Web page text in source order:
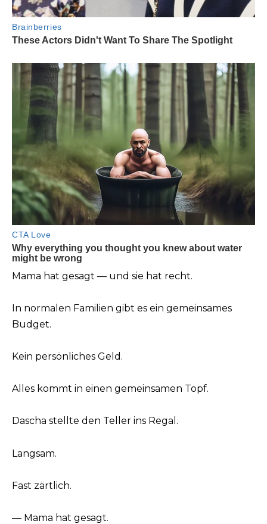
Mama hat gesagt — und sie hat recht.
In normalen Familien gibt es ein gemeinsames
Budget.
Kein persönliches Geld.
Alles kommt in einen gemeinsamen Topf.
Dascha stellte den Teller ins Regal.
Langsam.
Fast zärtlich.
— Mama hat gesagt.